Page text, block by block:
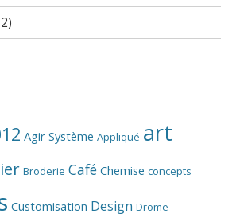
Agir Système Appliqué art
Broderie Café Chemise concepts
Customisation Design Drome